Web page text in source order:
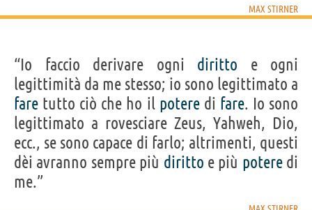
MAX STIRNER
“Io faccio derivare ogni diritto e ogni
legittimità da me stesso; io sono legittimato a
fare tutto ciò che ho il poteredi fare. Io sono
legittimato a rovesciare Zeus, Yahweh, Dio,
ecc., se sono capace di farlo; altrimenti, questi
dèi avranno sempre più diritto e più poteredi
me.”